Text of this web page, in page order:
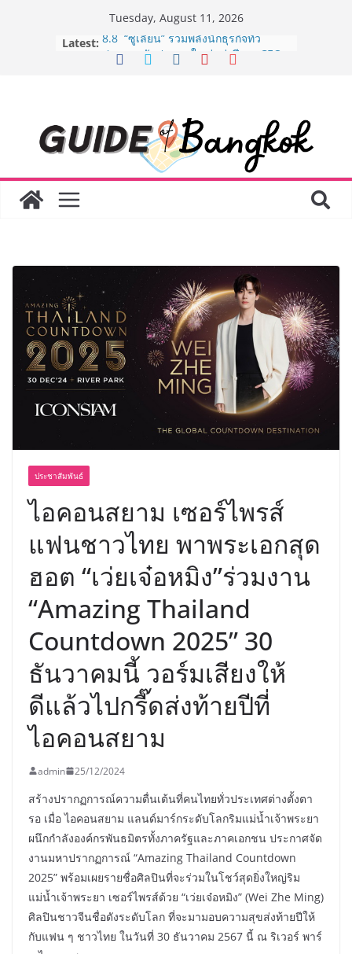
Tuesday, August 11, 2026
Latest: 8.8 “ซูเลียน” รวมพลังนักธุรกิจทั่ว
ประเทศ จัดประชุมใหญ่แห่งปี พบ CEO
ยาวนานกว่า 20 ปี ต่อยอดเสิร์ฟความ
อร่อย ยกเมนูระดับตำนาน “ข้าวหน้าไก่
ราชวงศ์” พุ่งทะยานสู่น่านฟ้า
BEDO จัดงาน Thailand Nature
Positive Forum 2026 ภายใต้หัวข้อ
Lord” เปิดสงครามกิลด์ข้ามประเทศ
ฉลองเซิร์ฟเวอร์ใหม่ เฮเลนา
Guangzhou Yinghao School เผยวิสัย
ทัศน์การศึกษาที่พร้อมรับอนาคต “เราไม่
ได้เตรียมนักเรียนเพียงเพื่อก้าวเข้าสู่
มหาวิทยาลัยเท่านั้น แต่ยังเตรียมพวก
เขาให้พร้อมเป็นผู้กำหนดอนาคต”
ประชาสัมพันธ์
ไอคอนสยาม เซอร์ไพรส์
แฟนชาวไทย พาพระเอกสุด
ฮอต “เว่ยเจ๋อหมิง”ร่วมงาน
“Amazing Thailand
Countdown 2025” 30
ธันวาคมนี้ วอร์มเสียงให้
ดีแล้วไปกรี๊ดส่งท้ายปีที่
ไอคอนสยาม
admin 25/12/2024
สร้างปรากฏการณ์ความตื่นเต้นที่คนไทยทั่วประเทศต่างตั้งตา
รอ เมื่อ ไอคอนสยาม แลนด์มาร์กระดับโลกริมแม่น้ำเจ้าพระยา
ผนึกกำลังองค์กรพันธมิตรทั้งภาครัฐและภาคเอกชน ประกาศจัด
งานมหาปรากฏการณ์ “Amazing Thailand Countdown
2025” พร้อมเผยรายชื่อศิลปินที่จะร่วมในโชว์สุดยิ่งใหญ่ริม
แม่น้ำเจ้าพระยา เซอร์ไพรส์ด้วย “เว่ยเจ๋อหมิง” (Wei Zhe Ming)
ศิลปินชาวจีนชื่อดังระดับโลก ที่จะมามอบความสุขส่งท้ายปีให้
กับแฟน ๆ ชาวไทย ในวันที่ 30 ธันวาคม 2567 นี้ ณ ริเวอร์ พาร์